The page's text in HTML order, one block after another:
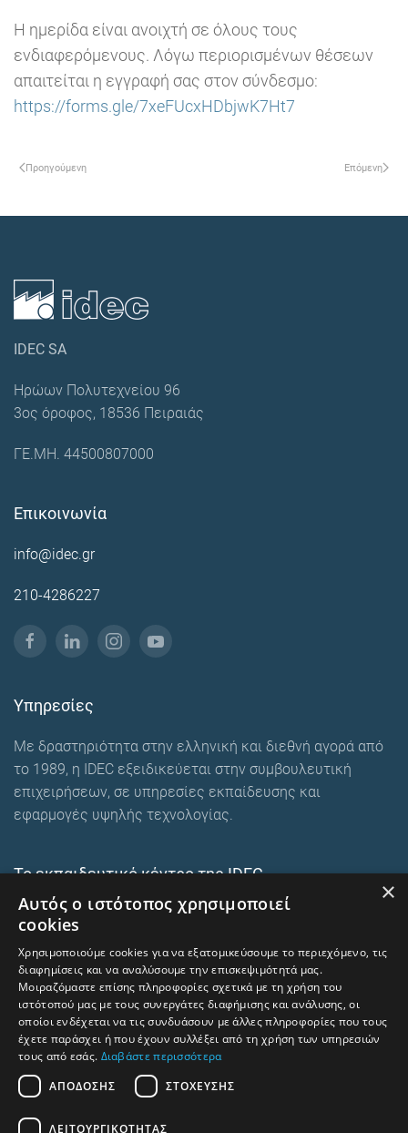
Η ημερίδα είναι ανοιχτή σε όλους τους
ενδιαφερόμενους. Λόγω περιορισμένων θέσεων
απαιτείται η εγγραφή σας στον σύνδεσμο:
https://forms.gle/7xeFUcxHDbjwK7Ht7
Προηγούμενη Επόμενη
IDEC SA
Ηρώων Πολυτεχνείου 96
3ος όροφος, 18536 Πειραιάς
ΓΕ.ΜΗ. 44500807000
Επικοινωνία
info@idec.gr
210-4286227
Υπηρεσίες
Με δραστηριότητα στην ελληνική και διεθνή αγορά από
το 1989, η IDEC εξειδικεύεται στην συμβουλευτική
επιχειρήσεων, σε υπηρεσίες εκπαίδευσης και
εφαρμογές υψηλής τεχνολογίας.
Το εκπαιδευτικό κέντρο της IDEC
Ευρωπαϊκά εκπαιδευτικά προγράμματα
Ενδοεταιρικά σεμινάρια
trainingcentre.gr
Όροι χρήσης – Προστασία προσωπικών δεδομένων
×
Αυτός ο ιστότοπος χρησιμοποιεί
cookies
Χρησιμοποιούμε cookies για να εξατομικεύσουμε το περιεχόμενο, τις
διαφημίσεις και να αναλύσουμε την επισκεψιμότητά μας.
Μοιραζόμαστε επίσης πληροφορίες σχετικά με τη χρήση του
ιστότοπού μας με τους συνεργάτες διαφήμισης και ανάλυσης, οι
οποίοι ενδέχεται να τις συνδυάσουν με άλλες πληροφορίες που τους
έχετε παράσχει ή που έχουν συλλέξει από τη χρήση των υπηρεσιών
τους από εσάς. Διαβάστε περισσότερα
ΑΠΌΔΟΣΗΣ
ΣΤΌΧΕΥΣΗΣ
ΛΕΙΤΟΥΡΓΙΚΌΤΗΤΑΣ